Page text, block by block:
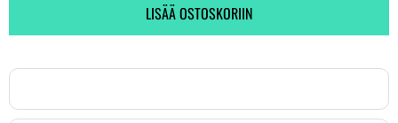
LISÄÄ OSTOSKORIIN